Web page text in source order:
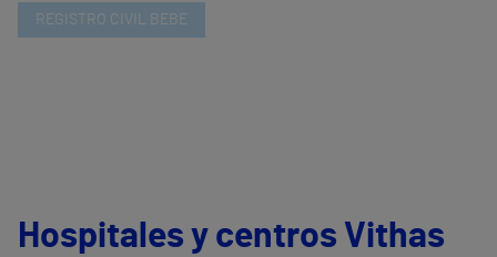
REGISTRO CIVIL BEBE
Hospitales y centros Vithas